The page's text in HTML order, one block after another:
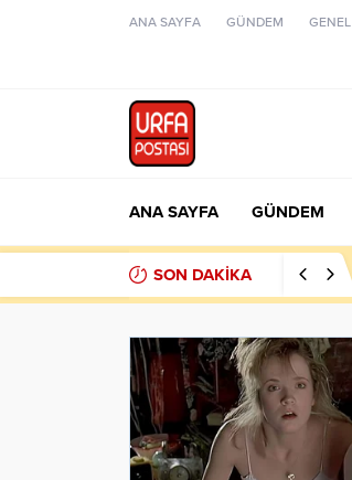
ANA SAYFA GÜNDEM GENEL
ANA SAYFA GÜNDEM
SON DAKİKA